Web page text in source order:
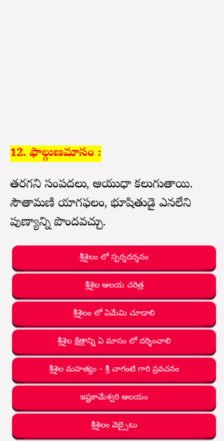
12. ఫాల్గుణమాసం :
తరగని సంపదలు, ఆయుధా కలుగుతాయి.
సౌతామణి యాగఫలం, భూషితుడై ఎనలేని
పుణ్యాన్ని పొందవచ్చు.
శ్రీశైలం లో స్పర్శదర్శనం
శ్రీశైల ఆలయ చరిత్ర
శ్రీశైలం లో ఏమేమి చూడాలి
శ్రీశైల క్షేత్రాన్ని ఏ మాసం లో దర్శించాలి
శ్రీశైల మహత్యం - శ్రీ చాగంటి గారి ప్రవచనం
ఇష్టకామేశ్వరి ఆలయం
శ్రీశైలం వెబ్సైటు